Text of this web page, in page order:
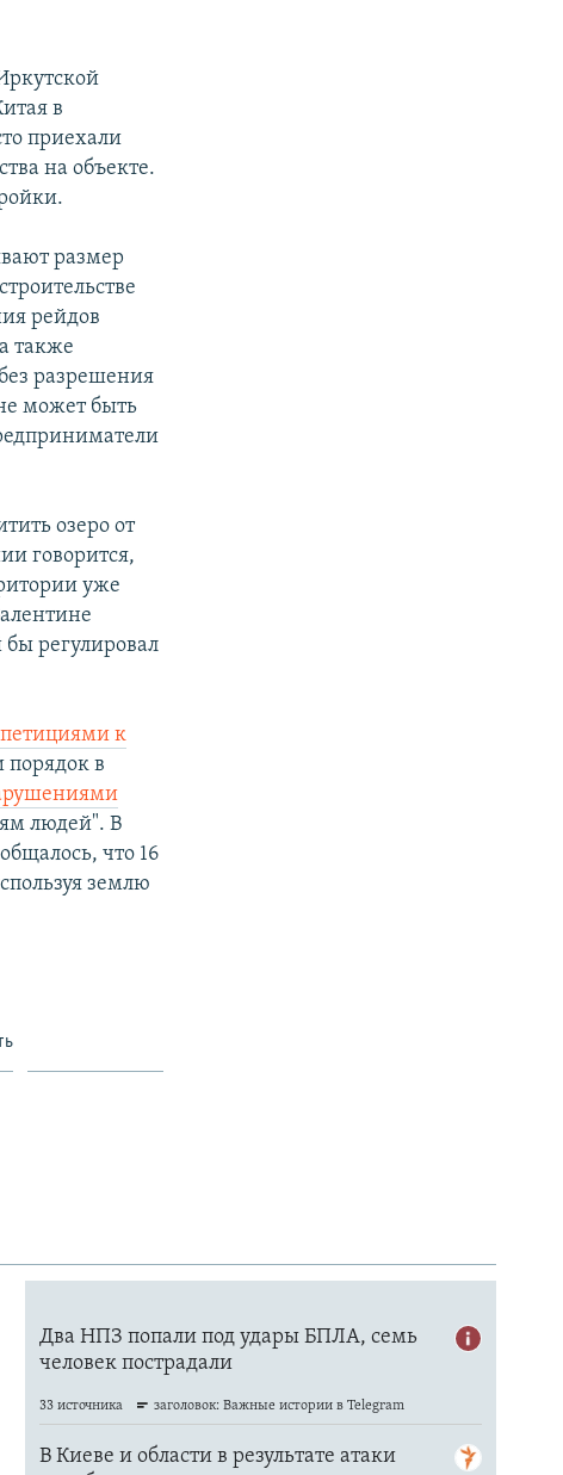
в
приехали
на объекте.
размер
рейдов
также
разрешения
может быть
озеро от
говорится,
уже
регулировал
к
порядок в
людей". В
что 16
землю